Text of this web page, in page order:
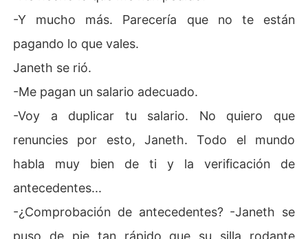
-Y mucho más. Parecería que no te están
pagando lo que vales.
Janeth se rió.
-Me pagan un salario adecuado.
-Voy a duplicar tu salario. No quiero que
renuncies por esto, Janeth. Todo el mundo
habla muy bien de ti y la verificación de
antecedentes...
-¿Comprobación de antecedentes? -Janeth se
puso de pie tan rápido que su silla rodante